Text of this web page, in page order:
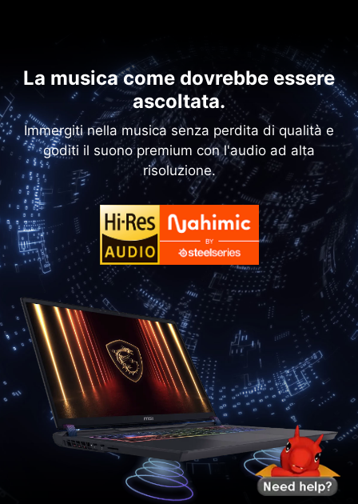
La musica come dovrebbe essere
ascoltata.
Immergiti nella musica senza perdita di qualità e
goditi il suono premium con l'audio ad alta
risoluzione.